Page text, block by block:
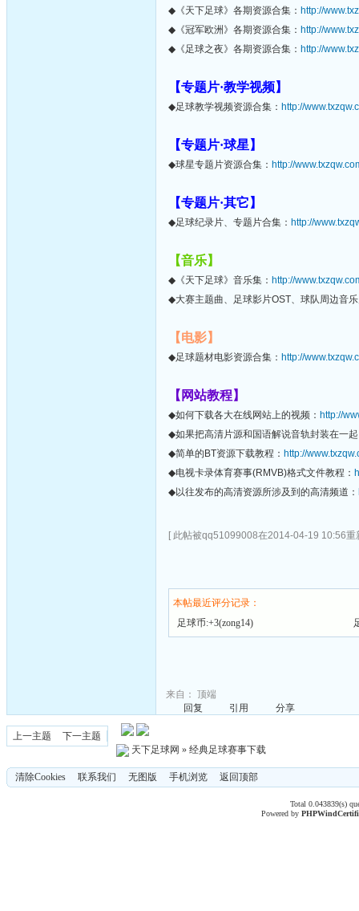
◆《天下足球》各期资源合集： http://
◆《冠军欧洲》各期资源合集： http://
◆《足球之夜》各期资源合集： http://
【专题片·教学视频】
◆足球教学视频资源合集： http://
【专题片·球星】
◆球星专题片资源合集： http://
【专题片·其它】
◆足球纪录片、专题片合集： http://
【音乐】
◆《天下足球》音乐集： http://
◆大赛主题曲、足球影片OST、球队周边音
【电影】
◆足球题材电影资源合集： http://
【网站教程】
◆如何下载各大在线网站上的视频： http://
◆如果把高清片源和国语解说音轨封装在一
◆简单的BT资源下载教程： http://
◆电视卡录体育赛事(RMVB)格式文件教程：
◆以往发布的高清资源所涉及到的高清频道：
[ 此帖被qq51099008在2014-04-19 10:56重
本帖最近评分记录：
足球币:+3(zong14)
来自： 顶端
回复
引用 分享
上一主题
下一主题
天下足球网 » 经典足球赛事下载
清除Cookies 联系我们 无图版 手机浏览 返回顶部
Total 0.043839(s)
Powered byPHPWind